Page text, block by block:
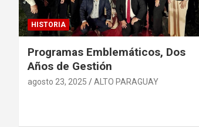
HISTORIA
Programas Emblemáticos, Dos
Años de Gestión
agosto 23, 2025 ALTO PARAGUAY